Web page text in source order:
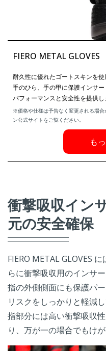
FIERO METAL GLOVES
耐久性に優れたゴートスキンを使
手のひら、手の甲に保護インサ
パフォーマンスと安全性を提供し
※価格や仕様は予告なく変更される場
ン公式サイトをご覧ください。
も
衝撃吸収イン
元の安全確保
FIERO METAL GLOVES
らに衝撃吸収用のインサ
指の外側側面にも保護パ
リスクをしっかりと軽減
指部分には高い衝撃吸収
り、万が一の場合でもけ